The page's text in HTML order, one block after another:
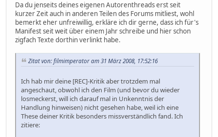
Da du jenseits deines eigenen Autorenthreads erst seit
kurzer Zeit auch in anderen Teilen des Forums mitliest, wohl
bemerkt eher unfreiwillig, erkläre ich dir gerne, dass ich für's
Manifest seit weit über einem Jahr schreibe und hier schon
zigfach Texte dorthin verlinkt habe.
Zitat von: filmimperator am 31 März 2008, 17:52:16
Ich hab mir deine [REC]-Kritik aber trotzdem mal
angeschaut, obwohl ich den Film (und bevor du wieder
losmeckerst, will ich darauf mal in Unkenntnis der
Handlung hinweisen) nicht gesehen habe, weil ich eine
These deiner Kritik besonders missverständlich fand. Ich
zitiere: